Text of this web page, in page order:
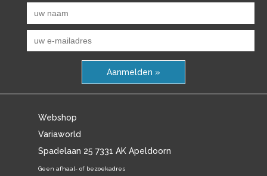
Aanmelden »
Webshop
Variaworld
Spadelaan 25 7331 AK Apeldoorn
Geen afhaal- of bezoekadres